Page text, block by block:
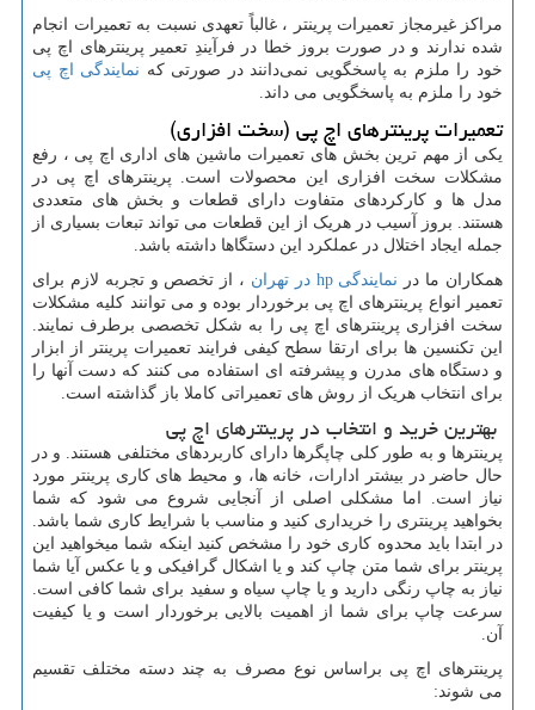
مراکز غیرمجاز تعمیرات پرینتر ، غالباً تعهدی نسبت به تعمیرات انجام
شده ندارند و در صورت بروز خطا در فرآیندِ تعمیر پرینترهای اچ پی
خود را ملزم به پاسخگویی نمی‌دانند در صورتی که نمایندگی اچ پی
خود را ملزم به پاسخگویی می داند.
تعمیرات پرینترهای اچ پی (سخت افزاری)
یکی از مهم ترین بخش های تعمیرات ماشین های اداری اچ پی ، رفع
مشکلات سخت افزاری این محصولات است. پرینترهای اچ پی در
مدل ها و کارکردهای متفاوت دارای قطعات و بخش های متعددی
هستند. بروز آسیب در هریک از این قطعات می تواند تبعات بسیاری از
جمله ایجاد اختلال در عملکرد این دستگاها داشته باشد.
همکاران ما در نمایندگیhp در تهران ، از تخصص و تجربه لازم برای
تعمیر انواع پرینترهای اچ پی برخوردار بوده و می توانند کلیه مشکلات
سخت افزاری پرینترهای اچ پی را به شکل تخصصی برطرف نمایند.
این تکنسین ها برای ارتقا سطح کیفی فرایند تعمیرات پرینتر از ابزار
و دستگاه های مدرن و پیشرفته ای استفاده می کنند که دست آنها را
برای انتخاب هریک از روش های تعمیراتی کاملا باز گذاشته است.
بهترین خرید و انتخاب در پرینترهای اچ پی
پرینترها و به طور کلی چاپگرها دارای کاربردهای مختلفی هستند. و در
حال حاضر در بیشتر ادارات، خانه ها، و محیط های کاری پرینتر مورد
نیاز است. اما مشکلی اصلی از آنجایی شروع می شود که شما
بخواهید پرینتری را خریداری کنید و مناسب با شرایط کاری شما باشد.
در ابتدا باید محدوه کاری خود را مشخص کنید اینکه شما میخواهید این
پرینتر برای شما متن چاپ کند و یا اشکال گرافیکی و یا عکس آیا شما
نیاز به چاپ رنگی دارید و یا چاپ سیاه و سفید برای شما کافی است.
سرعت چاپ برای شما از اهمیت بالایی برخوردار است و یا کیفیت
آن.
پرینترهای اچ پی براساس نوع مصرف به چند دسته مختلف تقسیم
می شوند: